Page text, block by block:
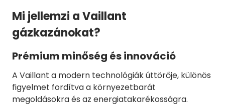
Mi jellemzi a Vaillant
gázkazánokat?
Prémium minőség és innováció
A Vaillant a modern technológiák úttörője, különös
figyelmet fordítva a környezetbarát
megoldásokra és az energiatakarékosságra.